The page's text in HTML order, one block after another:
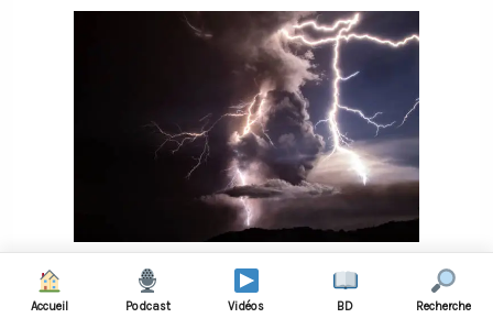
VIDÉO - Onze joueurs tués par la
foudre en plein match de football
Accueil Podcast Vidéos BD Recherche